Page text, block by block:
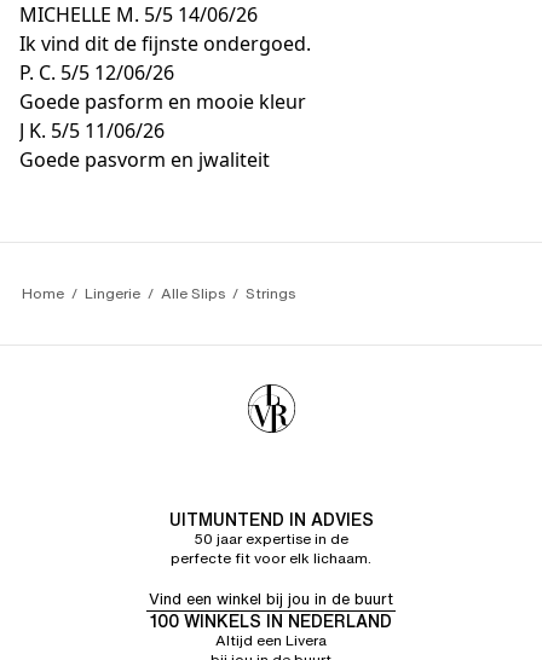
MICHELLE M. 5/5 14/06/26
Ik vind dit de fijnste ondergoed.
P. C. 5/5 12/06/26
Goede pasform en mooie kleur
J K. 5/5 11/06/26
Goede pasvorm en jwaliteit
Home Lingerie Alle Slips Strings
UITMUNTEND IN ADVIES
50 jaar expertise in de
perfecte fit voor elk lichaam.
Vind een winkel bij jou in de buurt
100 WINKELS IN NEDERLAND
Altijd een Livera